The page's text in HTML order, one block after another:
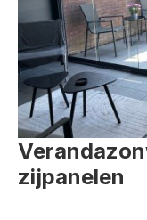
zijpanelen